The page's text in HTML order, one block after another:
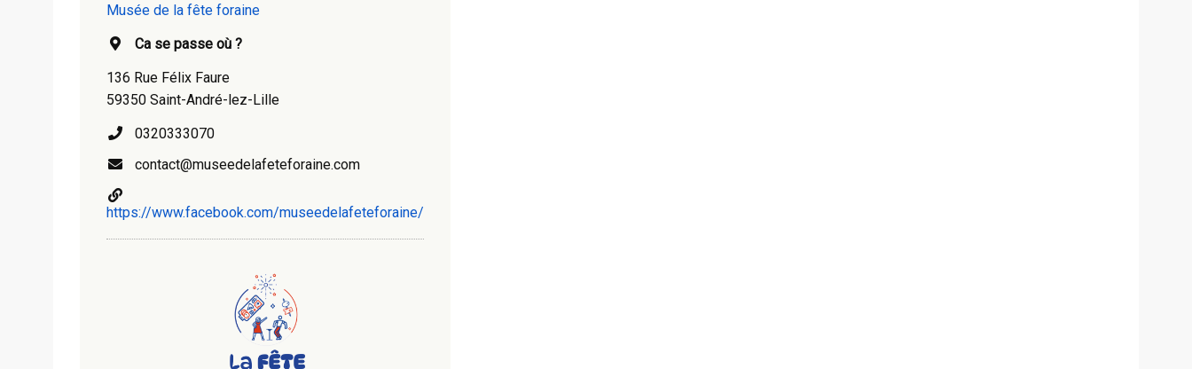
Musée de la fête foraine
Ca se passe où ?
136 Rue Félix Faure
59350 Saint-André-lez-Lille
0320333070
contact@museedelafeteforaine.com
https://www.facebook.com/museedelafeteforaine/